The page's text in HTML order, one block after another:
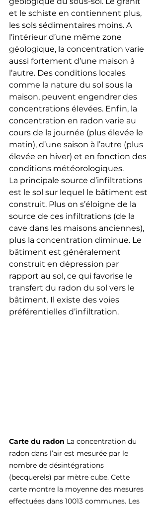
et le schiste en contiennent plus,
les sols sédimentaires moins. A
l’intérieur d’une même zone
géologique, la concentration varie
aussi fortement d’une maison à
l’autre. Des conditions locales
comme la nature du sol sous la
maison, peuvent engendrer des
concentrations élevées. Enfin, la
concentration en radon varie au
cours de la journée (plus élevée le
matin), d’une saison à l’autre (plus
élevée en hiver) et en fonction des
conditions météorologiques.
La principale source d’infiltrations
est le sol sur lequel le bâtiment est
construit. Plus on s’éloigne de la
source de ces infiltrations (de la
cave dans les maisons anciennes),
plus la concentration diminue. Le
bâtiment est généralement
construit en dépression par
rapport au sol, ce qui favorise le
transfert du radon du sol vers le
bâtiment. Il existe des voies
préférentielles d’infiltration.
Carte du radon La concentration du
radon dans l’air est mesurée par le
nombre de désintégrations
(becquerels) par mètre cube. Cette
carte montre la moyenne des mesures
effectuées dans 10013 communes. Les